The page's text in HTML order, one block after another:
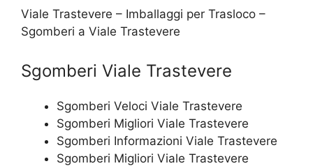
Viale Trastevere – Imballaggi per Trasloco –
Sgomberi a Viale Trastevere
Sgomberi Viale Trastevere
Sgomberi Veloci Viale Trastevere
Sgomberi Migliori Viale Trastevere
Sgomberi Informazioni Viale Trastevere
Sgomberi Migliori Viale Trastevere